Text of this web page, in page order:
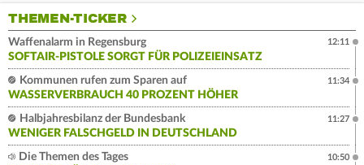
THEMEN-TICKER
Waffenalarm in Regensburg
SOFTAIR-PISTOLE SORGT FÜR POLIZEIEINSATZ
12:11
Kommunen rufen zum Sparen auf
WASSERVERBRAUCH 40 PROZENT HÖHER
11:34
Halbjahresbilanz der Bundesbank
WENIGER FALSCHGELD IN DEUTSCHLAND
11:27
Die Themen des Tages
10:50